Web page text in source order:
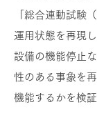
「総合連動試験
運用状態を再現
設備の機能停止
性のある事象を
機能するかを検証